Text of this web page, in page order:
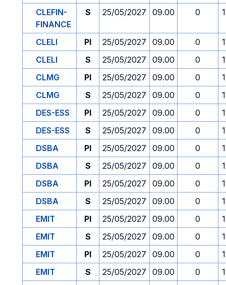
CLEFIN-
FINANCE
S 25/05/2027 09.00 0
CLELI PI 25/05/2027 09.00 0
CLELI
S 25/05/2027 09.00 0
CLMG
PI 25/05/2027 09.00 0
CLMG
S 25/05/2027 09.00 0
DES-ESS
PI 25/05/2027 09.00 0
DES-ESS
S 25/05/2027 09.00 0
DSBA
PI 25/05/2027 09.00 0
DSBA
S 25/05/2027 09.00 0
DSBA
PI 25/05/2027 09.00 0
DSBA
S 25/05/2027 09.00 0
EMIT
PI 25/05/2027 09.00 0
EMIT
S 25/05/2027 09.00 0
EMIT
PI 25/05/2027 09.00 0
EMIT
S 25/05/2027 09.00 0